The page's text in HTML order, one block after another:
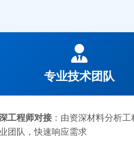
专业技术团队
工程师对接 ：由资深材料分析
团队，快速响应需求